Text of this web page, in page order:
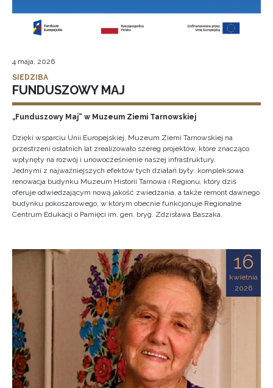
4 maja, 2026
SIEDZIBA
FUNDUSZOWY MAJ
„Funduszowy Maj” w Muzeum Ziemi Tarnowskiej
Dzięki wsparciu Unii Europejskiej, Muzeum Ziemi Tarnowskiej na
przestrzeni ostatnich lat zrealizowało szereg projektów, które znacząco
wpłynęły na rozwój i unowocześnienie naszej infrastruktury.
Jednymi z najważniejszych efektów tych działań były: kompleksowa
renowacja budynku Muzeum Historii Tarnowa i Regionu, który dziś
oferuje odwiedzającym nową jakość zwiedzania, a także remont dawnego
budynku pokoszarowego, w którym obecnie funkcjonuje Regionalne
Centrum Edukacji o Pamięci im. gen. bryg. Zdzisława Baszaka.
16
kwietnia
2026